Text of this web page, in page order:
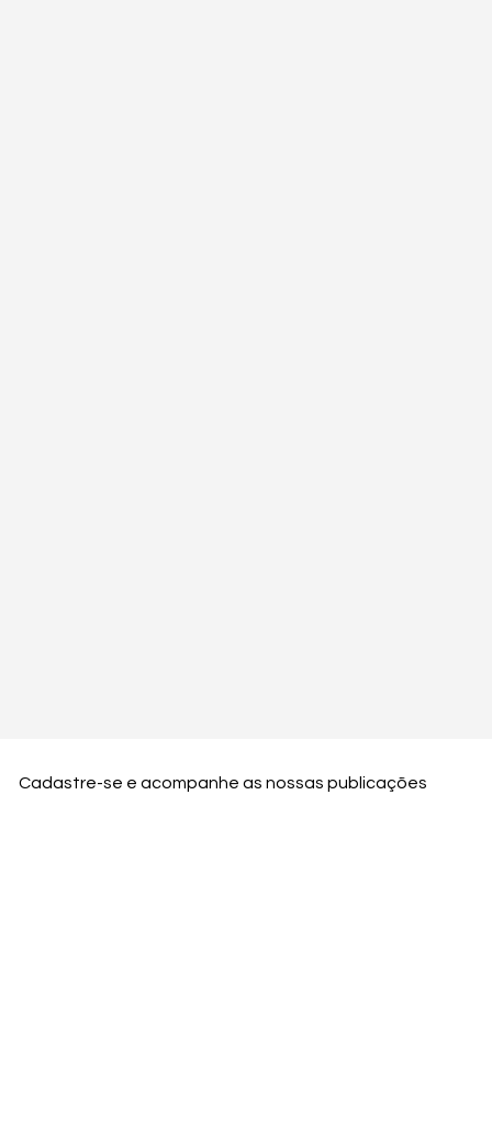
Cadastre-se e acompanhe as nossas publicações